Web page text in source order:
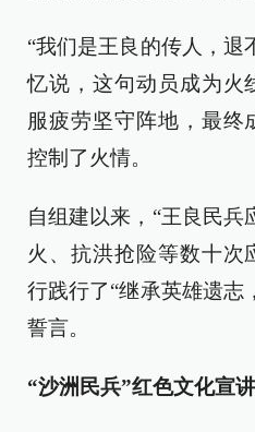
“我们是王良的传人，退
忆说，这句动员成为火
服疲劳坚守阵地，最终
控制了火情。
自组建以来，“王良民兵
火、抗洪抢险等数十次
行践行了“继承英雄遗志
誓言。
“沙洲民兵”红色文化